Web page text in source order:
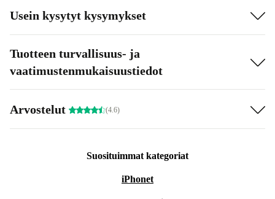
Usein kysytyt kysymykset
Tuotteen turvallisuus- ja
vaatimustenmukaisuustiedot
Arvostelut (4.6)
Suosituimmat kategoriat
iPhonet